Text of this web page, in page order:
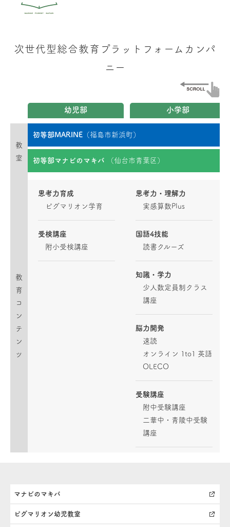
次世代型総合教育プラットフォームカンパ
ニー
教
室
幼児部 小学部
初等部MARINE （福島市新浜町）
初等部マナビのマキバ （仙台市青葉区）
教
育
コ
ン
テ
ン
ツ
思考力育成
ピグマリオン学育
受検講座
附小受検講座
思考力・理解力
実感算数Plus
国語4技能
読書クルーズ
知識・学力
少人数定員制クラス
講座
脳力開発
速読
オンライン 1to1 英語
OLECO
受験講座
附中受験講座
二華中・青陵中受験
講座
マナビのマキバ
ピグマリオン幼児教室